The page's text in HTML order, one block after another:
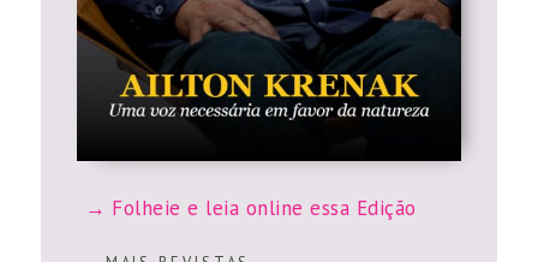
Folheie e leia online essa Edição